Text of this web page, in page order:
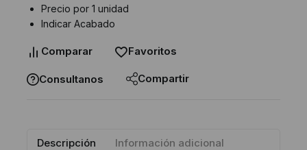
Precio por 1 unidad
Indicar Acabado
Comparar Favoritos
Consultanos Compartir
Descripción Información adicional